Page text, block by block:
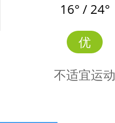
16° / 24°
优
不适宜运动